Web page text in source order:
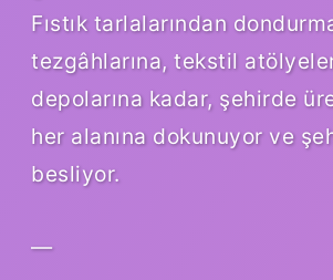
Fıstık tarlalarından
tezgâhlarına, tekstil
depolarına kadar, şehirde
her alanına dokunuyor ve
besliyor.
—